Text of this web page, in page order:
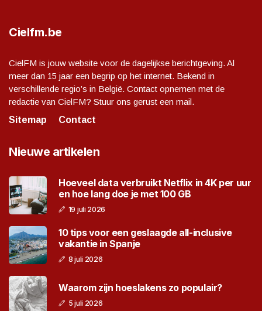
Cielfm.be
CielFM is jouw website voor de dagelijkse berichtgeving. Al
meer dan 15 jaar een begrip op het internet. Bekend in
verschillende regio’s in België. Contact opnemen met de
redactie van CielFM? Stuur ons gerust een mail.
Sitemap
Contact
Nieuwe artikelen
Hoeveel data verbruikt Netflix in 4K per uur
en hoe lang doe je met 100 GB
19 juli 2026
10 tips voor een geslaagde all-inclusive
vakantie in Spanje
8 juli 2026
Waarom zijn hoeslakens zo populair?
5 juli 2026